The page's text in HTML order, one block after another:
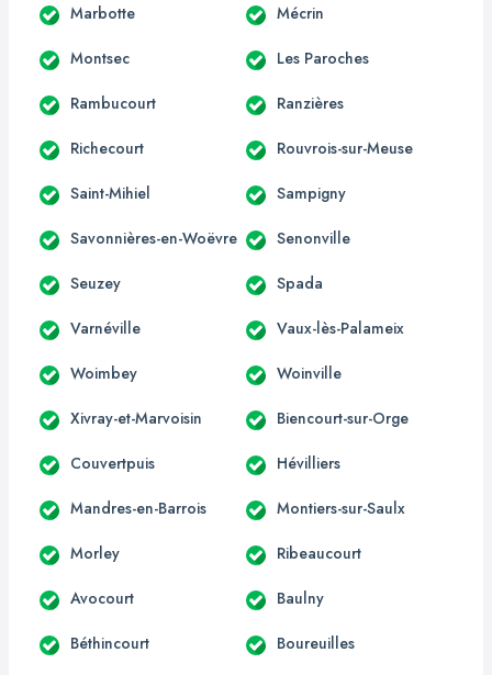
Marbotte Mécrin
Montsec Les Paroches
Rambucourt Ranzières
Richecourt Rouvrois-sur-Meuse
Saint-Mihiel Sampigny
Savonnières-en-Woëvre Senonville
Seuzey Spada
Varnéville Vaux-lès-Palameix
Woimbey Woinville
Xivray-et-Marvoisin Biencourt-sur-Orge
Couvertpuis Hévilliers
Mandres-en-Barrois Montiers-sur-Saulx
Morley Ribeaucourt
Avocourt Baulny
Béthincourt Boureuilles